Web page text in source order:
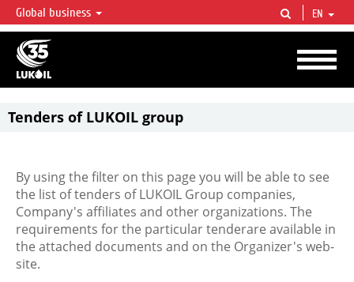
LUKOIL OVERVIEW
LUKOIL is one of the largest oil & gas vertical integrated companies in the world
accounting for over 2% of crude production and circa 1% of proved hydrocarbon
reserves globally.
Global business EN
Tenders of LUKOIL group
By using the filter on this page you will be able to see
the list of tenders of LUKOIL Group companies,
Company's affiliates and other organizations. The
requirements for the particular tenderare available in
the attached documents and on the Organizer's web-
site.